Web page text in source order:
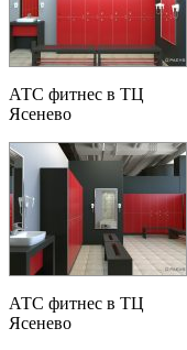
АТС фитнес в ТЦ
Ясенево
АТС фитнес в ТЦ
Ясенево